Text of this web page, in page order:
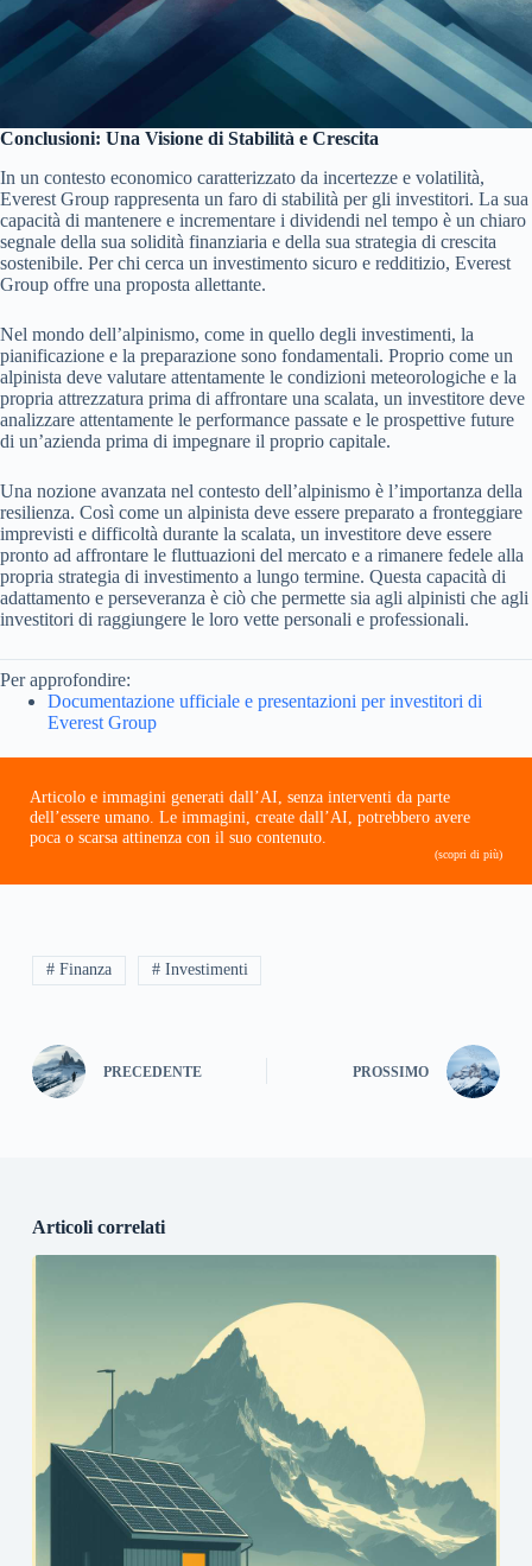
Conclusioni: Una Visione di Stabilità e Crescita
In un contesto economico caratterizzato da incertezze e volatilità,
Everest Group rappresenta un faro di stabilità per gli investitori. La sua
capacità di mantenere e incrementare i dividendi nel tempo è un chiaro
segnale della sua solidità finanziaria e della sua strategia di crescita
sostenibile. Per chi cerca un investimento sicuro e redditizio, Everest
Group offre una proposta allettante.
Nel mondo dell’alpinismo, come in quello degli investimenti, la
pianificazione e la preparazione sono fondamentali. Proprio come un
alpinista deve valutare attentamente le condizioni meteorologiche e la
propria attrezzatura prima di affrontare una scalata, un investitore deve
analizzare attentamente le performance passate e le prospettive future
di un’azienda prima di impegnare il proprio capitale.
Una nozione avanzata nel contesto dell’alpinismo è l’importanza della
resilienza. Così come un alpinista deve essere preparato a fronteggiare
imprevisti e difficoltà durante la scalata, un investitore deve essere
pronto ad affrontare le fluttuazioni del mercato e a rimanere fedele alla
propria strategia di investimento a lungo termine. Questa capacità di
adattamento e perseveranza è ciò che permette sia agli alpinisti che agli
investitori di raggiungere le loro vette personali e professionali.
Per approfondire:
Documentazione ufficiale e presentazioni per investitori di
Everest Group
Articolo e immagini generati dall’AI, senza interventi da parte
dell’essere umano. Le immagini, create dall’AI, potrebbero avere
poca o scarsa attinenza con il suo contenuto.
(scopri di più)
# Finanza # Investimenti
PRECEDENTE PROSSIMO
Articoli correlati